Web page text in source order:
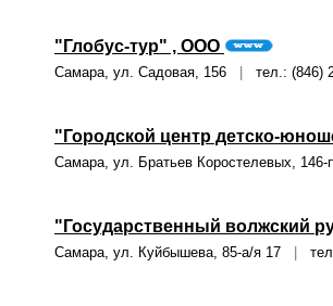
"Глобус-тур" , ООО
Самара, ул. Садовая, 156 тел.: (846)
"Городской центр детско-
Самара, ул. Братьев Коростелевых,
"Государственный волжский
Самара, ул. Куйбышева, 85-а/я 17